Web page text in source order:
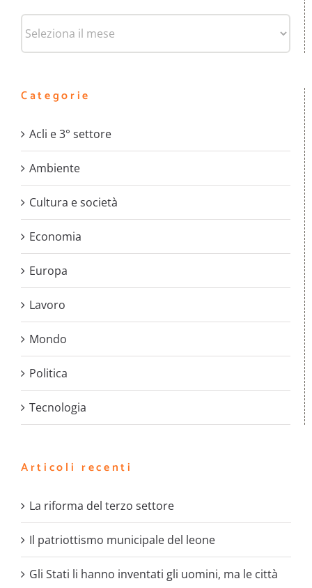
Categorie
Acli e 3° settore
Ambiente
Cultura e società
Economia
Europa
Lavoro
Mondo
Politica
Tecnologia
Articoli recenti
La riforma del terzo settore
Il patriottismo municipale del leone
Gli Stati li hanno inventati gli uomini, ma le città